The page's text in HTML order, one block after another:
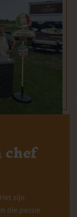
zijn
die passie